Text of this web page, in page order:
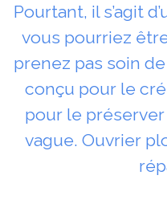
Pourtant, il s’agit
vous pourriez
prenez pas soin
conçu pour le
pour le
vague. Ouvrier